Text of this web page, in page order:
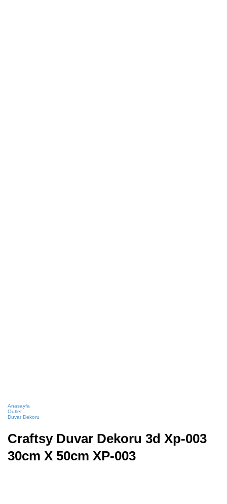
Anasayfa
Outlet
Duvar Dekoru
Craftsy Duvar Dekoru 3d Xp-003
30cm X 50cm XP-003